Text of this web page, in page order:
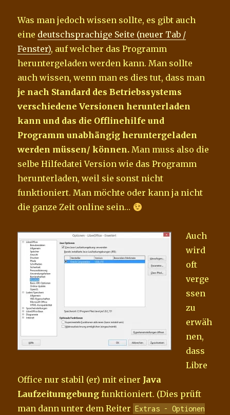
Was man jedoch wissen sollte, es gibt auch
eine deutschsprachige Seite (neuer Tab /
Fenster), auf welcher das Programm
heruntergeladen werden kann. Man sollte
auch wissen, wenn man es dies tut, dass man
je nach Standard des Betriebssystems
verschiedene Versionen herunterladen
kann und das die Offlinehilfe und
Programm unabhängig heruntergeladen
werden müssen/ können. Man muss also die
selbe Hilfedatei Version wie das Programm
herunterladen, weil sie sonst nicht
funktioniert. Man möchte oder kann ja nicht
die ganze Zeit online sein…
Auch
wird
oft
verge
ssen
zu
erwäh
nen,
dass
Libre
Office nur stabil (er) mit einer Java
Laufzeitumgebung funktioniert. (Dies prüft
man dann unter dem Reiter Extras - Optionen